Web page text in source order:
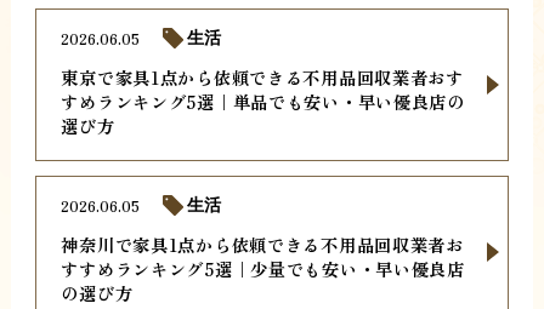
東京で家具1点から依頼できる不用品回収業者おす
すめランキング5選｜単品でも安い・早い優良店の
選び方
2026.06.05 生活
神奈川で家具1点から依頼できる不用品回収業者お
すすめランキング5選｜少量でも安い・早い優良店
の選び方
2026.06.05 生活